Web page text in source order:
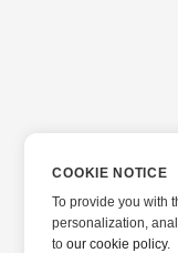
COOKIE NOTICE
To provide you with
personalization,
toour cookie policy.